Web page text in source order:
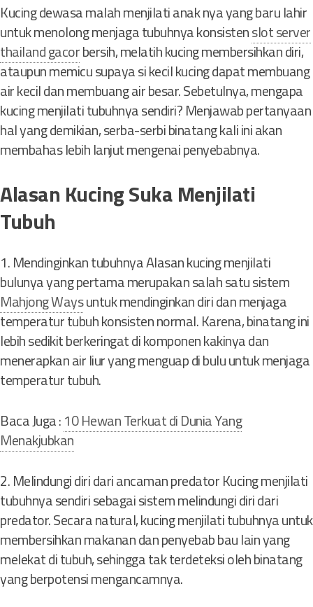
Kucing dewasa malah menjilati anak nya yang baru lahir
untuk menolong menjaga tubuhnya konsistenslot server
thailand gacorbersih, melatih kucing membersihkan diri,
ataupun memicu supaya si kecil kucing dapat membuang
air kecil dan membuang air besar. Sebetulnya, mengapa
kucing menjilati tubuhnya sendiri? Menjawab pertanyaan
hal yang demikian, serba-serbi binatang kali ini akan
membahas lebih lanjut mengenai penyebabnya.
Alasan Kucing Suka Menjilati
Tubuh
1. Mendinginkan tubuhnya Alasan kucing menjilati
bulunya yang pertama merupakan salah satu sistem
Mahjong Waysuntuk mendinginkan diri dan menjaga
temperatur tubuh konsisten normal. Karena, binatang ini
lebih sedikit berkeringat di komponen kakinya dan
menerapkan air liur yang menguap di bulu untuk menjaga
temperatur tubuh.
Baca Juga :10 Hewan Terkuat di Dunia Yang
Menakjubkan
2. Melindungi diri dari ancaman predator Kucing menjilati
tubuhnya sendiri sebagai sistem melindungi diri dari
predator. Secara natural, kucing menjilati tubuhnya untuk
membersihkan makanan dan penyebab bau lain yang
melekat di tubuh, sehingga tak terdeteksi oleh binatang
yang berpotensi mengancamnya.